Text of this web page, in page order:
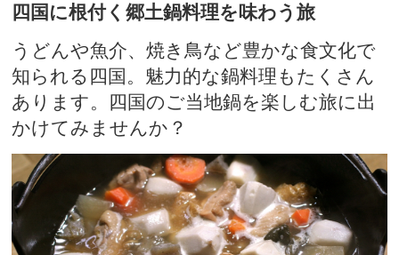
四国に根付く郷土鍋料理を味わう旅
うどんや魚介、焼き鳥など豊かな食文化で
知られる四国。魅力的な鍋料理もたくさん
あります。四国のご当地鍋を楽しむ旅に出
かけてみませんか？